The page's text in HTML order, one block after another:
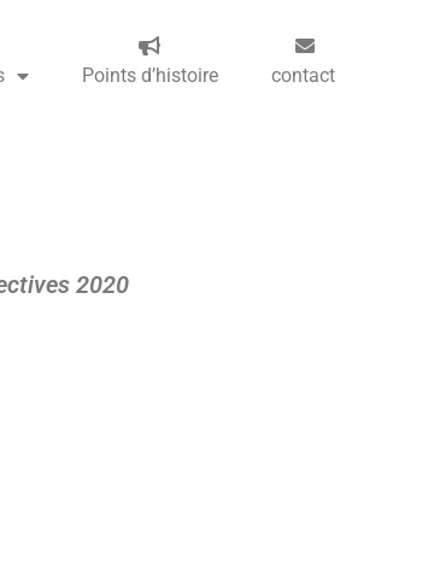
Points d’histoire contact
2020